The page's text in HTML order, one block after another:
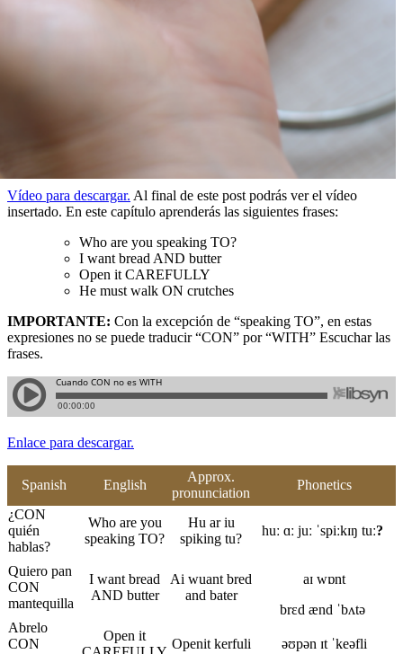
Vídeo para descargar. Al final de este post podrás ver el vídeo
insertado. En este capítulo aprenderás las siguientes frases:
Who are you speaking TO?
I want bread AND butter
Open it CAREFULLY
He must walk ON crutches
IMPORTANTE: Con la excepción de “speaking TO”, en estas
expresiones no se puede traducir “CON” por “WITH” Escuchar las
frases.
Enlace para descargar.
Spanish English
Approx.
pronunciation
Phonetics
¿CON
quién
hablas?
Who are you
speaking TO?
Hu ar iu
spiking tu?
huː ɑː juː ˈspiːkɪŋ tuː?
Quiero pan
CON
mantequilla
I want bread
AND butter
Ai wuant bred
and bater
aɪ wɒnt
brɛd ænd ˈbʌtə
Abrelo
CON
Open it
Openit kerfuli əʊpən ɪt ˈkeəfli